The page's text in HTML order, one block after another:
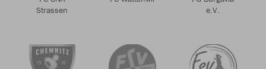
Strassen
e.V.